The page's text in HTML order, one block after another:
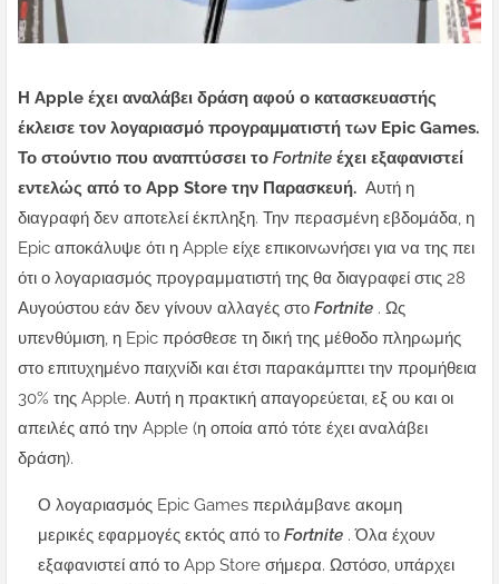
Η Apple έχει αναλάβει δράση αφού ο κατασκευαστής
έκλεισε τον λογαριασμό προγραμματιστή των Epic Games.
Το στούντιο που αναπτύσσει το Fortnite έχει εξαφανιστεί
εντελώς από το App Store την Παρασκευή. Αυτή η
διαγραφή δεν αποτελεί έκπληξη. Την περασμένη εβδομάδα, η
Epic αποκάλυψε ότι η Apple είχε επικοινωνήσει για να της πει
ότι ο λογαριασμός προγραμματιστή της θα διαγραφεί στις 28
Αυγούστου εάν δεν γίνουν αλλαγές στο Fortnite . Ως
υπενθύμιση, η Epic πρόσθεσε τη δική της μέθοδο πληρωμής
στο επιτυχημένο παιχνίδι και έτσι παρακάμπτει την προμήθεια
30% της Apple. Αυτή η πρακτική απαγορεύεται, εξ ου και οι
απειλές από την Apple (η οποία από τότε έχει αναλάβει
δράση).
Ο λογαριασμός Epic Games περιλάμβανε ακομη
μερικές εφαρμογές εκτός από το Fortnite .Όλα έχουν
εξαφανιστεί από το App Store σήμερα. Ωστόσο, υπάρχει